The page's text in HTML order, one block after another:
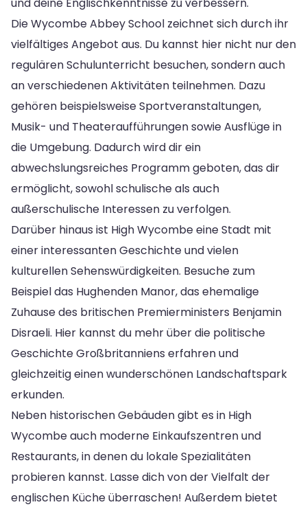
Die Wycombe Abbey School zeichnet sich durch ihr
vielfältiges Angebot aus. Du kannst hier nicht nur den
regulären Schulunterricht besuchen, sondern auch
an verschiedenen Aktivitäten teilnehmen. Dazu
gehören beispielsweise Sportveranstaltungen,
Musik- und Theateraufführungen sowie Ausflüge in
die Umgebung. Dadurch wird dir ein
abwechslungsreiches Programm geboten, das dir
ermöglicht, sowohl schulische als auch
außerschulische Interessen zu verfolgen.
Darüber hinaus ist High Wycombe eine Stadt mit
einer interessanten Geschichte und vielen
kulturellen Sehenswürdigkeiten. Besuche zum
Beispiel das Hughenden Manor, das ehemalige
Zuhause des britischen Premierministers Benjamin
Disraeli. Hier kannst du mehr über die politische
Geschichte Großbritanniens erfahren und
gleichzeitig einen wunderschönen Landschaftspark
erkunden.
Neben historischen Gebäuden gibt es in High
Wycombe auch moderne Einkaufszentren und
Restaurants, in denen du lokale Spezialitäten
probieren kannst. Lasse dich von der Vielfalt der
englischen Küche überraschen! Außerdem bietet